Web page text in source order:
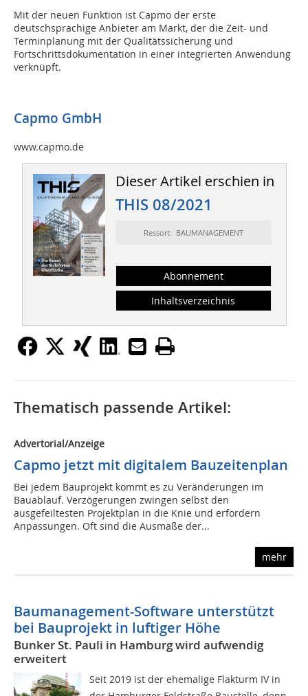
Mit der neuen Funktion ist Capmo der erste
deutschsprachige Anbieter am Markt, der die Zeit- und
Terminplanung mit der Qualitätssicherung und
Fortschrittsdokumentation in einer integrierten Anwendung
verknüpft.
Capmo GmbH
www.capmo.de
Dieser Artikel erschien in
THIS 08/2021
Ressort: BAUMANAGEMENT
Abonnement
Inhaltsverzeichnis
Thematisch passende Artikel:
Advertorial/Anzeige
Capmo jetzt mit digitalem Bauzeitenplan
Bei jedem Bauprojekt kommt es zu Veränderungen im
Bauablauf. Verzögerungen zwingen selbst den
ausgefeiltesten Projektplan in die Knie und erfordern
Anpassungen. Oft sind die Ausmaße der...
mehr
Baumanagement-Software unterstützt
bei Bauprojekt in luftiger Höhe
Bunker St. Pauli in Hamburg wird aufwendig
erweitert
Seit 2019 ist der ehemalige Flakturm IV in